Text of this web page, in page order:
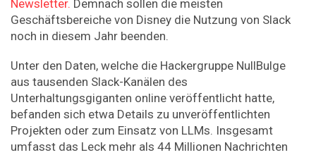
Newsletter. Demnach sollen die meisten
Geschäftsbereiche von Disney die Nutzung von Slack
noch in diesem Jahr beenden.
Unter den Daten, welche die Hackergruppe NullBulge
aus tausenden Slack-Kanälen des
Unterhaltungsgiganten online veröffentlicht hatte,
befanden sich etwa Details zu unveröffentlichten
Projekten oder zum Einsatz von LLMs. Insgesamt
umfasst das Leck mehr als 44 Millionen Nachrichten